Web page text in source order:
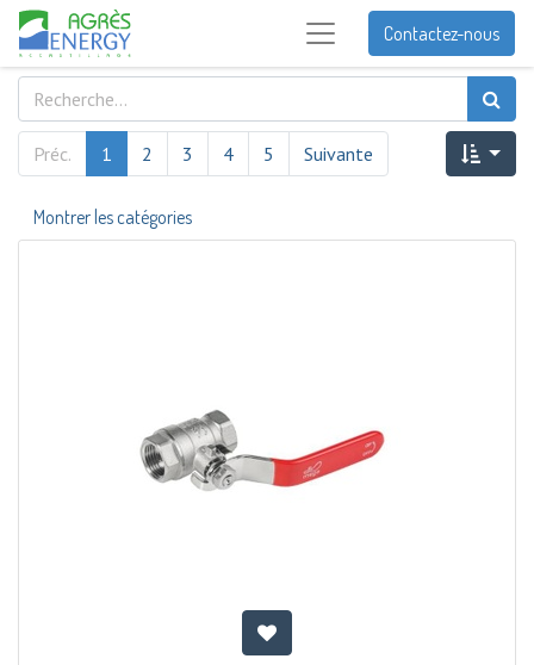
Contactez-nous
Préc. 1 2 3 4 5 Suivante
Montrer les catégories